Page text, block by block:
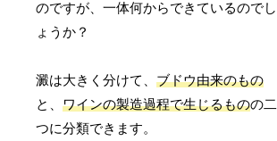
のですが、一体何からできているのでし
ょうか？
澱は大きく分けて、ブドウ由来のもの
と、ワインの製造過程で生じるものの二
つに分類できます。